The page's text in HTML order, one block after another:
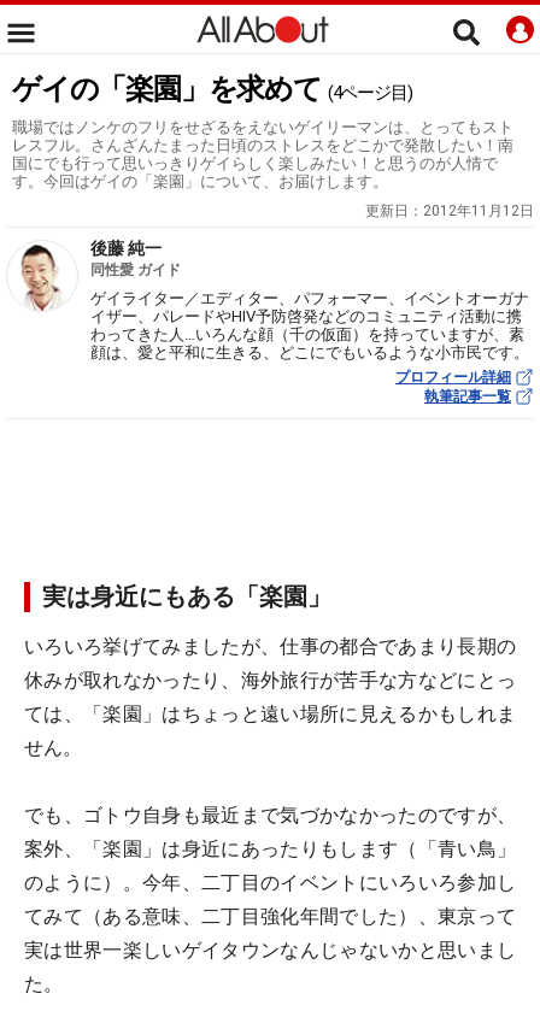
ゲイの「楽園」を求めて (4ページ目)
職場ではノンケのフリをせざるをえないゲイリーマンは、とってもスト
レスフル。さんざんたまった日頃のストレスをどこかで発散したい！南
国にでも行って思いっきりゲイらしく楽しみたい！と思うのが人情で
す。今回はゲイの「楽園」について、お届けします。
更新日： 2012年11月12日
後藤 純一
同性愛 ガイド
ゲイライター／エディター、パフォーマー、イベントオーガナ
イザー、パレードやHIV予防啓発などのコミュニティ活動に携
わってきた人…いろんな顔（千の仮面）を持っていますが、素
顔は、愛と平和に生きる、どこにでもいるような小市民です。
プロフィール詳細
執筆記事一覧
実は身近にもある「楽園」
いろいろ挙げてみましたが、仕事の都合であまり長期の
休みが取れなかったり、海外旅行が苦手な方などにとっ
ては、「楽園」はちょっと遠い場所に見えるかもしれま
せん。
でも、ゴトウ自身も最近まで気づかなかったのですが、
案外、「楽園」は身近にあったりもします（「青い鳥」
のように）。今年、二丁目のイベントにいろいろ参加し
てみて（ある意味、二丁目強化年間でした）、東京って
実は世界一楽しいゲイタウンなんじゃないかと思いまし
た。